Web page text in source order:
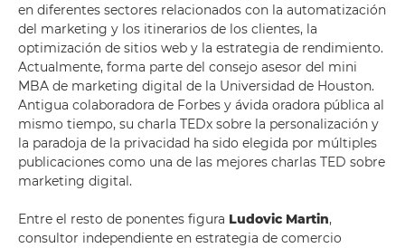
en diferentes sectores relacionados con la automatización
del marketing y los itinerarios de los clientes, la
optimización de sitios web y la estrategia de rendimiento.
Actualmente, forma parte del consejo asesor del mini
MBA de marketing digital de la Universidad de Houston.
Antigua colaboradora de Forbes y ávida oradora pública al
mismo tiempo, su charla TEDx sobre la personalización y
la paradoja de la privacidad ha sido elegida por múltiples
publicaciones como una de las mejores charlas TED sobre
marketing digital.
Entre el resto de ponentes figura Ludovic Martin,
consultor independiente en estrategia de comercio